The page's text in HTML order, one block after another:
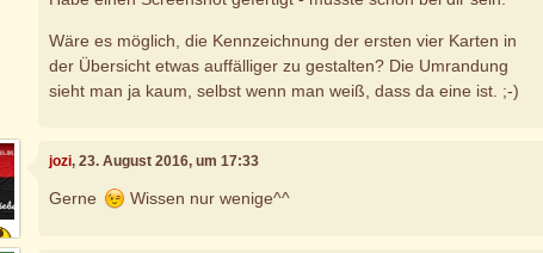
Wäre es möglich, die Kennzeichnung der ersten vier Karten in
der Übersicht etwas auffälliger zu gestalten? Die Umrandung
sieht man ja kaum, selbst wenn man weiß, dass da eine ist. ;-)
jozi, 23. August 2016, um 17:33
Gerne Wissen nur wenige^^